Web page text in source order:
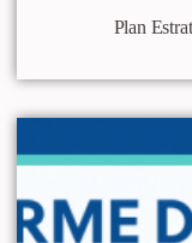
Plan